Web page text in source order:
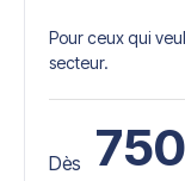
Pour ceux qui
secteur.
Dès 750